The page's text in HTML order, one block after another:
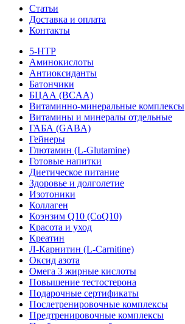
Статьи
Доставка и оплата
Контакты
5-HTP
Аминокислоты
Антиоксиданты
Батончики
БЦАА (BCAA)
Витаминно-минеральные комплексы
Витамины и минералы отдельные
ГАБА (GABA)
Гейнеры
Глютамин (L-Glutamine)
Готовые напитки
Диетическое питание
Здоровье и долголетие
Изотоники
Коллаген
Коэнзим Q10 (CoQ10)
Красота и уход
Креатин
Л-Карнитин (L-Сarnitine)
Оксид азота
Омега 3 жирные кислоты
Повышение тестостерона
Подарочные сертификаты
Послетренировочные комплексы
Предтренировочные комплексы